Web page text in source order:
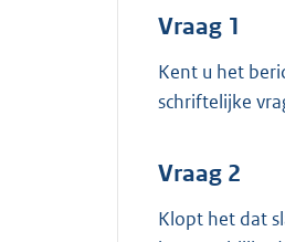
Vraag 1
Kent u het
schriftelijke
Vraag 2
Klopt het dat